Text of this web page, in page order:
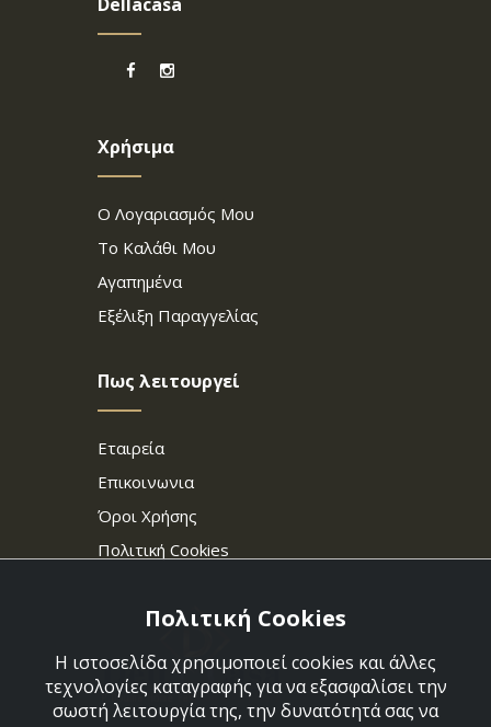
Χρήσιμα
Ο Λογαριασμός Μου
Το Καλάθι Μου
Αγαπημένα
Εξέλιξη Παραγγελίας
Πως λειτουργεί
Εταιρεία
Επικοινωνια
Όροι Χρήσης
Πολιτική Cookies
Πολιτική Cookies
Η ιστοσελίδα χρησιμοποιεί cookies και άλλες
τεχνολογίες καταγραφής για να εξασφαλίσει την
σωστή λειτουργία της, την δυνατότητά σας να